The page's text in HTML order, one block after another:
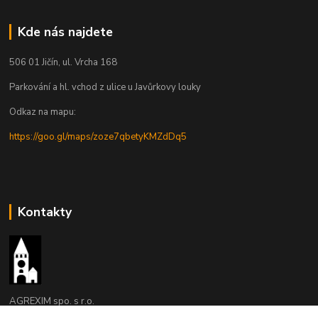
Kde nás najdete
506 01 Jičín, ul. Vrcha 168
Parkování a hl. vchod z ulice u Javůrkovy louky
Odkaz na mapu:
https://goo.gl/maps/zoze7qbetyKMZdDq5
Kontakty
AGREXIM spo. s r.o.